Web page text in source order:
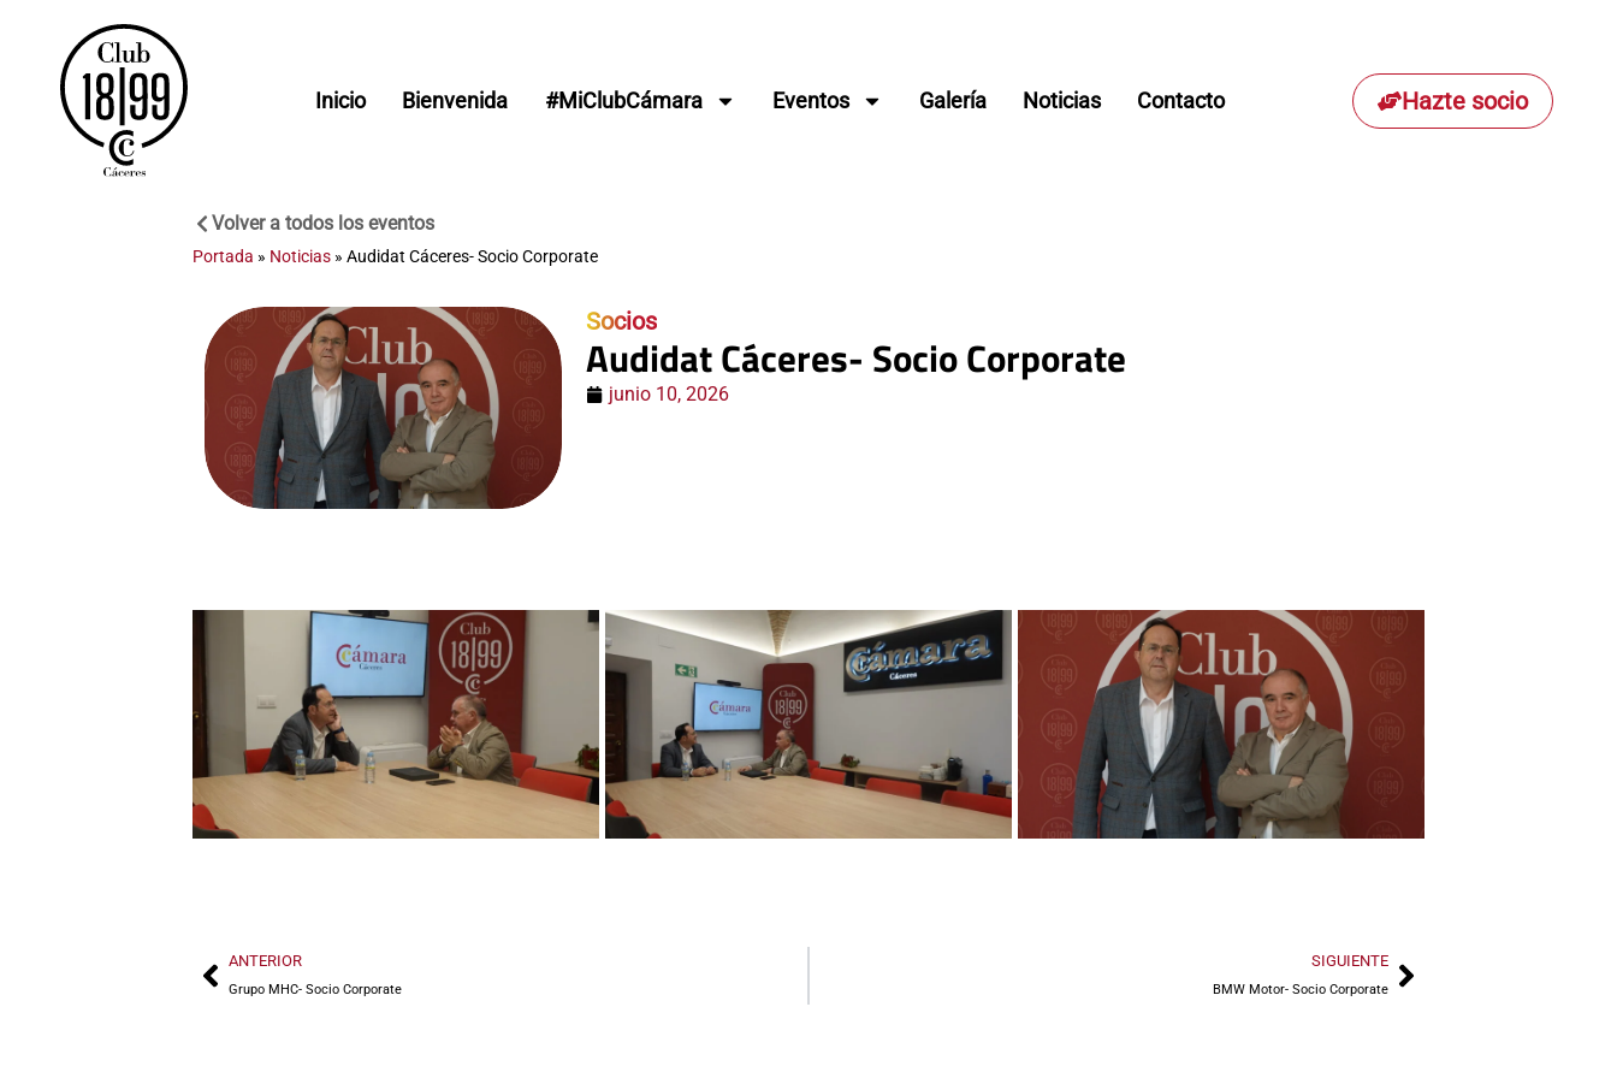
Inicio Bienvenida #MiClubCámara Eventos Galería Noticias Contacto Hazte socio
Volver a todos los eventos
Portada » Noticias » Audidat Cáceres- Socio Corporate
Socios
Audidat Cáceres- Socio Corporate
junio 10, 2026
ANTERIOR
Grupo MHC- Socio Corporate
SIGUIENTE
BMW Motor- Socio Corporate